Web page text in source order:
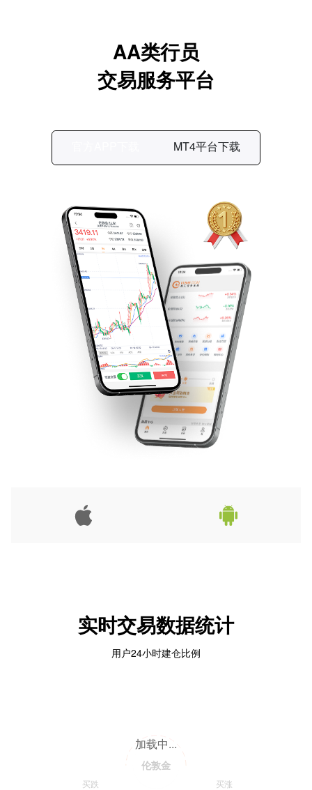
AA类行员
交易服务平台
MT4平台下载
实时交易数据统计
用户24小时建仓比例
加载中...
伦敦金
买跌
买涨